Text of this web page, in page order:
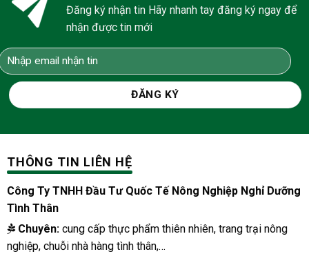
Đăng ký nhận tin Hãy nhanh tay đăng ký ngay để
nhận được tin mới
THÔNG TIN LIÊN HỆ
Công Ty TNHH Đầu Tư Quốc Tế Nông Nghiệp Nghỉ Dưỡng
Tình Thân
Chuyên:cung cấp thực phẩm thiên nhiên, trang trại nông
nghiệp, chuỗi nhà hàng tình thân,…